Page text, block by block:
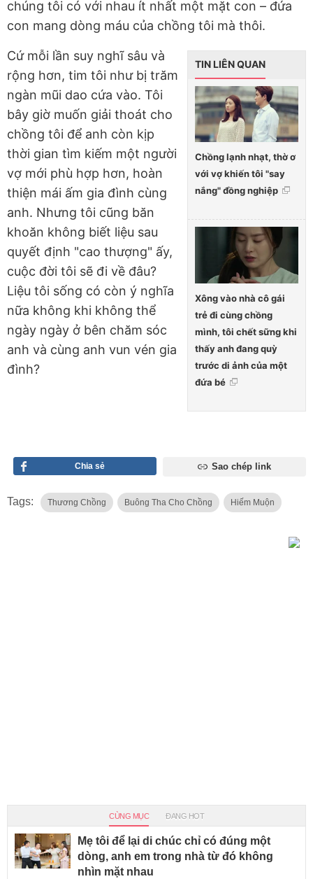
chúng tôi có với nhau ít nhất một mặt con – đứa
con mang dòng máu của chồng tôi mà thôi.
TIN LIÊN QUAN
Chồng lạnh nhạt, thờ ơ
với vợ khiến tôi "say
nắng" đồng nghiệp
Xông vào nhà cô gái
trẻ đi cùng chồng
mình, tôi chết sững khi
thấy anh đang quỳ
trước di ảnh của một
đứa bé
Cứ mỗi lần suy nghĩ sâu và
rộng hơn, tim tôi như bị trăm
ngàn mũi dao cứa vào. Tôi
bây giờ muốn giải thoát cho
chồng tôi để anh còn kịp
thời gian tìm kiếm một người
vợ mới phù hợp hơn, hoàn
thiện mái ấm gia đình cùng
anh. Nhưng tôi cũng băn
khoăn không biết liệu sau
quyết định "cao thượng" ấy,
cuộc đời tôi sẽ đi về đâu?
Liệu tôi sống có còn ý nghĩa
nữa không khi không thể
ngày ngày ở bên chăm sóc
anh và cùng anh vun vén gia
đình?
Chia sẻ Sao chép link
Tags: Thương Chồng Buông Tha Cho Chồng Hiếm Muộn
CÙNG MỤC ĐANG HOT
Mẹ tôi để lại di chúc chỉ có đúng một
dòng, anh em trong nhà từ đó không
nhìn mặt nhau